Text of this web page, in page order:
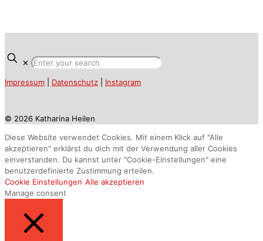
✕
Impressum Datenschutz Instagram
© 2026 Katharina Heilen
Diese Website verwendet Cookies. Mit einem Klick auf "Alle
akzeptieren" erklärst du dich mit der Verwendung aller Cookies
einverstanden. Du kannst unter "Cookie-Einstellungen" eine
benutzerdefinierte Zustimmung erteilen.
Cookie Einstellungen Alle akzeptieren
Manage consent